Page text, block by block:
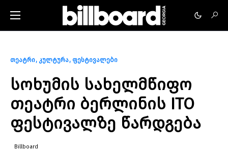
თეატრი კულტურა ფესტივალები
სოხუმის სახელმწიფო
თეატრი ბერლინის ITO
ფესტივალზე წარდგება
Billboard